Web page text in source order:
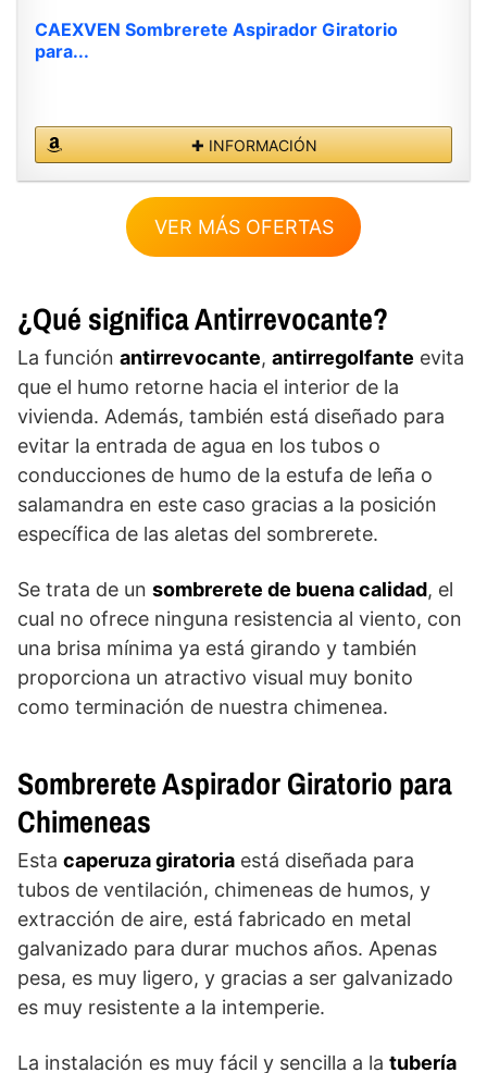
CAEXVEN Sombrerete Aspirador Giratorio
para...
✚ INFORMACIÓN
VER MÁS OFERTAS
¿Qué significa Antirrevocante?
La función antirrevocante, antirregolfante evita
que el humo retorne hacia el interior de la
vivienda. Además, también está diseñado para
evitar la entrada de agua en los tubos o
conducciones de humo de la estufa de leña o
salamandra en este caso gracias a la posición
específica de las aletas del sombrerete.
Se trata de un sombrerete de buena calidad, el
cual no ofrece ninguna resistencia al viento, con
una brisa mínima ya está girando y también
proporciona un atractivo visual muy bonito
como terminación de nuestra chimenea.
Sombrerete Aspirador Giratorio para
Chimeneas
Esta caperuza giratoria está diseñada para
tubos de ventilación, chimeneas de humos, y
extracción de aire, está fabricado en metal
galvanizado para durar muchos años. Apenas
pesa, es muy ligero, y gracias a ser galvanizado
es muy resistente a la intemperie.
La instalación es muy fácil y sencilla a la tubería